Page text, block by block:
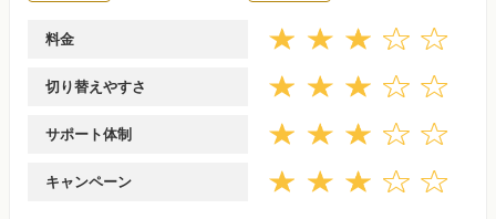
料金
切り替えやすさ
サポート体制
キャンペーン